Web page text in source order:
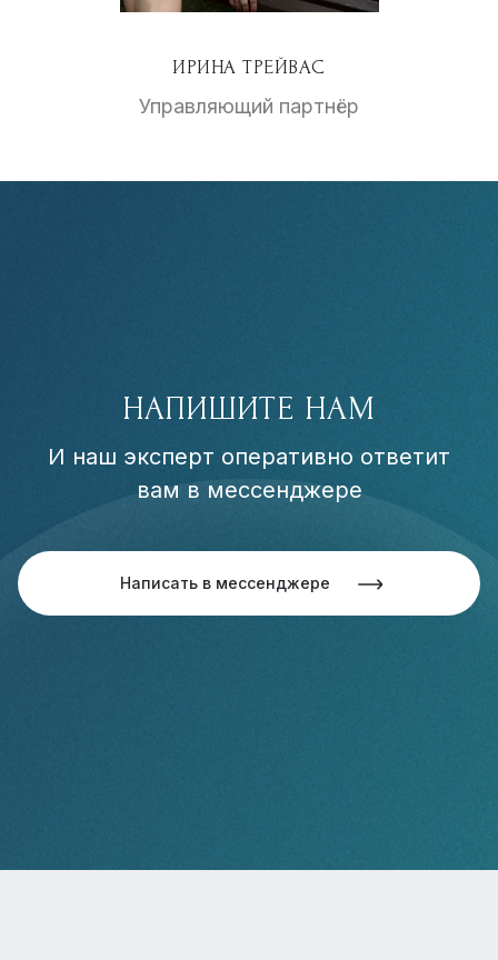
ИРИНА ТРЕЙВАС
Управляющий партнёр
НАПИШИТЕ НАМ
И наш эксперт оперативно ответит
вам в мессенджере
Написать в мессенджере